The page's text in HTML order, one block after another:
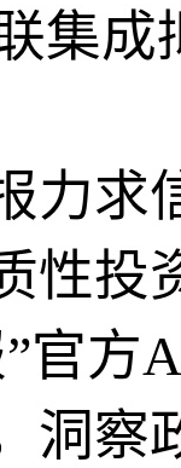
集
力求
性投
官方
洞察